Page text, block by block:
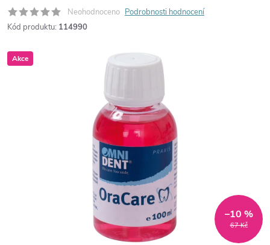
Neohodnoceno Podrobnosti hodnocení
Kód produktu: 114990
Akce
67 Kč
–10 %